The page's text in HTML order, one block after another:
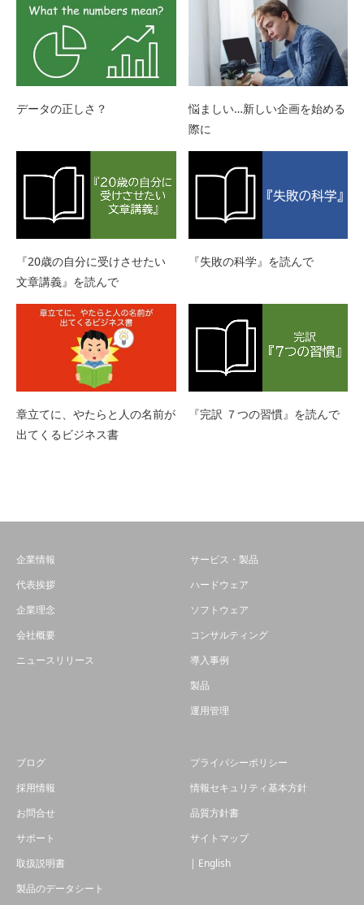
データの正しさ？
悩ましい…新しい企画を始める
際に
『20歳の自分に受けさせたい
文章講義』を読んで
『失敗の科学』を読んで
章立てに、やたらと人の名前が
出てくるビジネス書
『完訳 ７つの習慣』を読んで
企業情報
代表挨拶
企業理念
会社概要
ニュースリリース
サービス・製品
ハードウェア
ソフトウェア
コンサルティング
導入事例
製品
運用管理
ブログ
採用情報
お問合せ
サポート
取扱説明書
製品のデータシート
プライバシーポリシー
情報セキュリティ基本方針
品質方針書
サイトマップ
| English